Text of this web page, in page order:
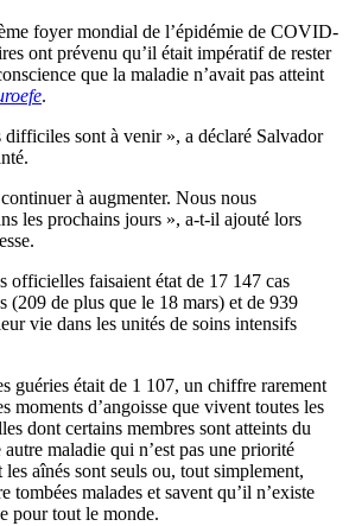
foyer mondial de l’épidémie de COVID-
ont prévenu qu’il était impératif de rester
que la maladie n’avait pas atteint
.
difficiles sont à venir », a déclaré Salvador
à augmenter. Nous nous
les prochains jours », a-t-il ajouté lors
officielles faisaient état de 17 147 cas
(209 de plus que le 18 mars) et de 939
vie dans les unités de soins intensifs
guéries était de 1 107, un chiffre rarement
moments d’angoisse que vivent toutes les
dont certains membres sont atteints du
maladie qui n’est pas une priorité
aînés sont seuls ou, tout simplement,
tombées malades et savent qu’il n’existe
pour tout le monde.